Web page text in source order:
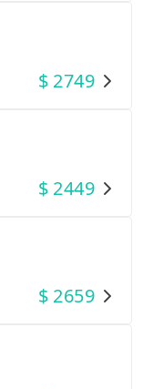
$ 2749
$ 2449
$ 2659